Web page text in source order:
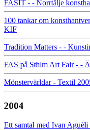
FASIT - - Norrtälje
100 tankar om
KIF
Tradition Matters - -
FAS på Sthlm Art Fair - -
Mönstervärldar - Textil
2004
Ett samtal med Ivan